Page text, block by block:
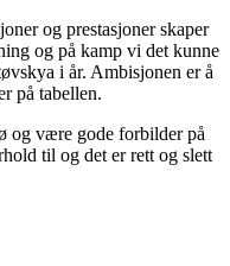
og prestasjoner skaper
og på kamp vi det kunne
i år. Ambisjonen er å
på tabellen.
og være gode forbilder på
til og det er rett og slett